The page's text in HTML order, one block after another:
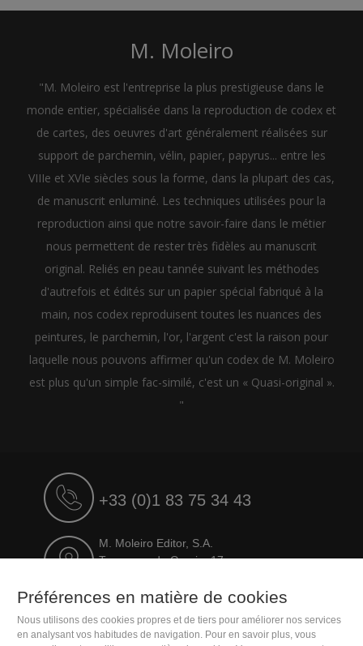
M. Moleiro
"M. Moleiro est l'entreprise la plus prestigieuse dans le
monde entier, spécialisée dans la reproduction de codex et
de cartes, des oeuvres d'art généralement réalisées sur
support de parchemin, vélin, papier, papyrus... entre les
VIIIe et XVIe siècles sous la forme, dans la plupart des cas,
de manuscrit enluminé. Les techniques utilisées pour la
reproduction ainsi que notre savoir-faire dans le métier
nous permettent de rester très fidèles au manuscrit
original. Reliés en peau tannée suivant les méthodes
d'autrefois et édités sur un papier spécial fabriqué à la
main, nos codex reproduisent toutes les nuances des
peintures, le parchemin, l'or, l'argent c'est la raison pour
laquelle nous pouvons affirmer qu'un codex de M. Moleiro
est plus qu'un simple fac-similé, c'est un « Quasi-original ».
"
+33 (0)1 83 75 34 43
M. Moleiro Editor, S.A.
Travesera de Gracia, 17
Préférences en matière de cookies
Nous utilisons des cookies propres et de tiers pour améliorer nos services
en analysant vos habitudes de navigation. Pour en savoir plus, vous